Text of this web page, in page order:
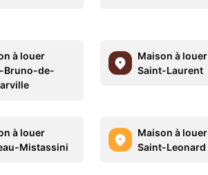
à louer
Bruno-de-
Maison à louer
Saint-Laurent
à louer
Mistassini
Maison à louer
Saint-Leonard